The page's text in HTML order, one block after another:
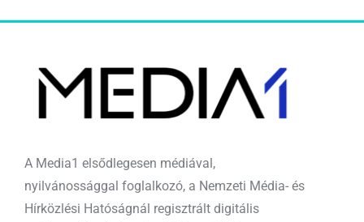
A Media1 elsődlegesen médiával,
nyilvánossággal foglalkozó, a Nemzeti Média- és
Hírközlési Hatóságnál regisztrált digitális